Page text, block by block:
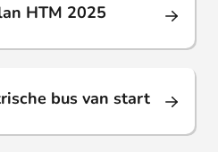
HTM 2025
bus van start